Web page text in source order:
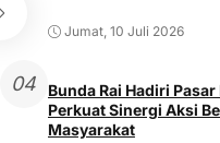
Bupati dan Wakil Bupati
Tabanan Sampaikan
Jumat, 10 Juli 2026
04
Bunda Rai Hadiri
Perkuat Sinergi Aksi
Masyarakat